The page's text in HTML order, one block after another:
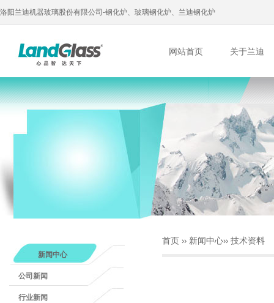
洛阳兰迪机器玻璃股份有限公司-钢化炉、玻璃钢化炉、兰迪钢化炉
网站首页 关于兰迪
新闻中心
公司新闻
行业新闻
首页 ›› 新闻中心›› 技术资料